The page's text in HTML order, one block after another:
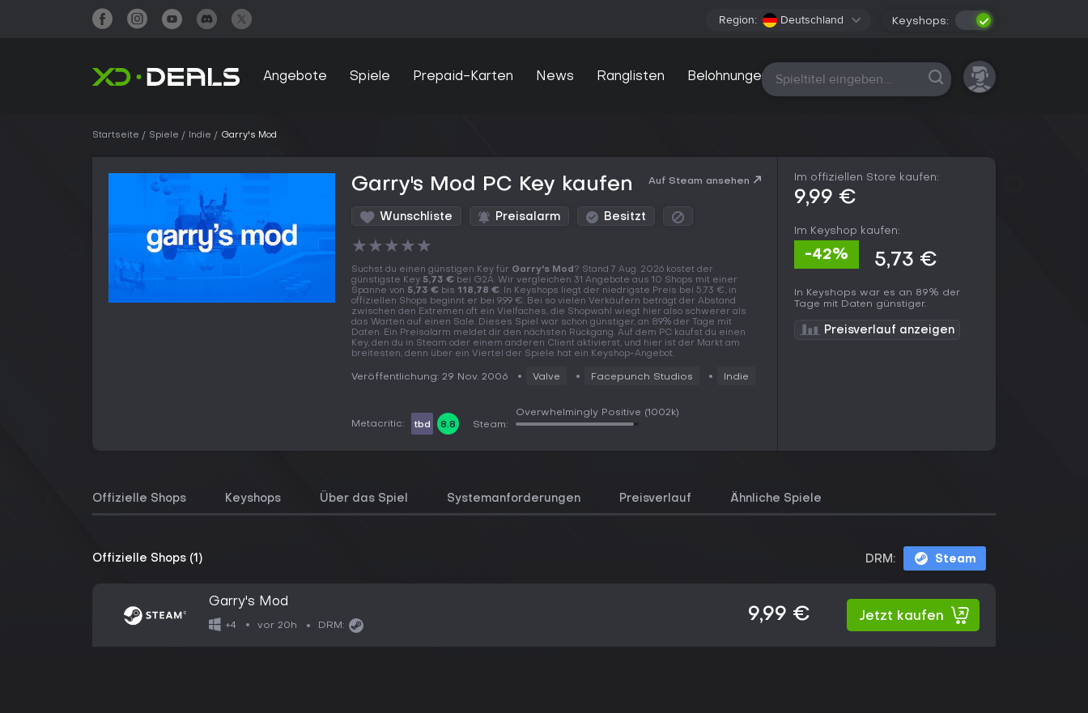
Region: Deutschland Keyshops:
Angebote Spiele Prepaid-Karten News Ranglisten Belohnungen Alle Plattformen
Startseite Spiele Indie Garry's Mod
Garry's Mod PC Key kaufen Auf Steam ansehen
Wunschliste Preisalarm Besitzt
★★★★★
Suchst du einen günstigen Key für Garry's Mod ? Stand 7 Aug. 2026 kostet der
günstigste Key 5,73 € bei G2A. Wir vergleichen 31 Angebote aus 10 Shops mit einer
Spanne von 5,73 € bis 118,78 €. In Keyshops liegt der niedrigste Preis bei 5,73 €, in
offiziellen Shops beginnt er bei 9,99 €. Bei so vielen Verkäufern beträgt der Abstand
zwischen den Extremen oft ein Vielfaches, die Shopwahl wiegt hier also schwerer als
das Warten auf einen Sale. Dieses Spiel war schon günstiger, an 89% der Tage mit
Daten. Ein Preisalarm meldet dir den nächsten Rückgang. Auf dem PC kaufst du einen
Key, den du in Steam oder einem anderen Client aktivierst, und hier ist der Markt am
breitesten, denn über ein Viertel der Spiele hat ein Keyshop-Angebot.
Veröffentlichung: 29 Nov. 2006 Valve Facepunch Studios Indie
Metacritic: tbd 8.8 Steam:
Overwhelmingly Positive (1002k)
Im offiziellen Store kaufen:
9,99 €
Im Keyshop kaufen:
-42% 5,73 €
In Keyshops war es an 89% der
Tage mit Daten günstiger.
Preisverlauf anzeigen
Offizielle Shops Keyshops Über das Spiel Systemanforderungen Preisverlauf Ähnliche Spiele
Offizielle Shops (1) DRM: Steam
Garry's Mod
+4 vor 20h DRM:
9,99 € Jetzt kaufen